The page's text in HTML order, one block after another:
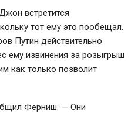
встретится
тот ему это пообещал.
Путин действительно
ему извинения за розыгрыш
как только позволит
Ферниш. — Они